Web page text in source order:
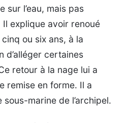
sur l’eau, mais pas
Il explique avoir renoué
ou six ans, à la
d’alléger certaines
retour à la nage lui a
remise en forme. Il a
marine de l’archipel.